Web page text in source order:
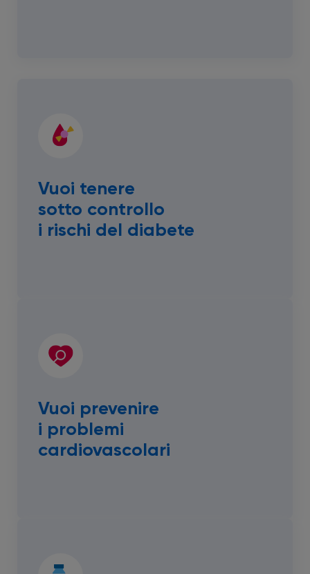
Vuoi tenere
sotto controllo
i rischi del diabete
Vuoi prevenire
i problemi
cardiovascolari